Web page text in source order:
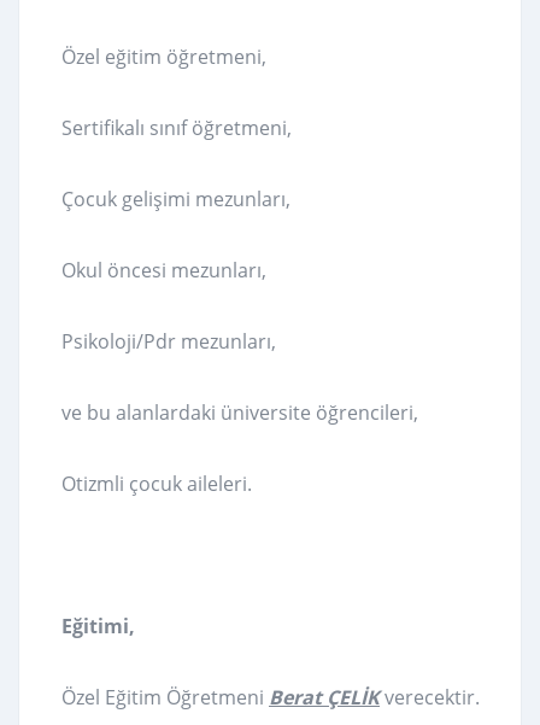
Özel eğitim öğretmeni,
Sertifikalı sınıf öğretmeni,
Çocuk gelişimi mezunları,
Okul öncesi mezunları,
Psikoloji/Pdr mezunları,
ve bu alanlardaki üniversite öğrencileri,
Otizmli çocuk aileleri.
Eğitimi,
Özel Eğitim Öğretmeni Berat ÇELİKverecektir.